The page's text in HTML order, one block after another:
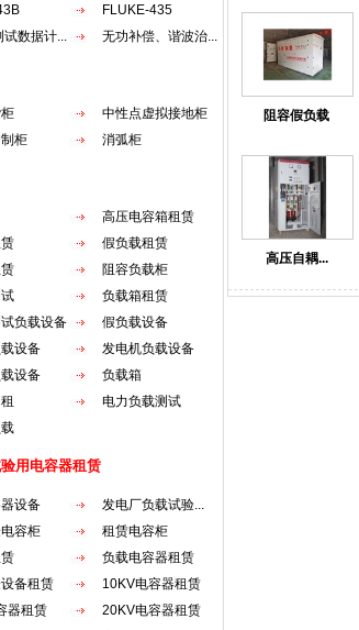
FLUKE-435
试数据计...
无功补偿、谐波治...
中性点虚拟接地柜
柜
消弧柜
高压电容箱租赁
假负载租赁
阻容负载柜
负载箱租赁
负载设备
假负载设备
设备
发电机负载设备
设备
负载箱
电力负载测试
用电容器租赁
设备
发电厂负载试验...
容柜
租赁电容柜
负载电容器租赁
备租赁
10KV电容器租赁
器租赁
20KV电容器租赁
阻容假负载
高压自耦...